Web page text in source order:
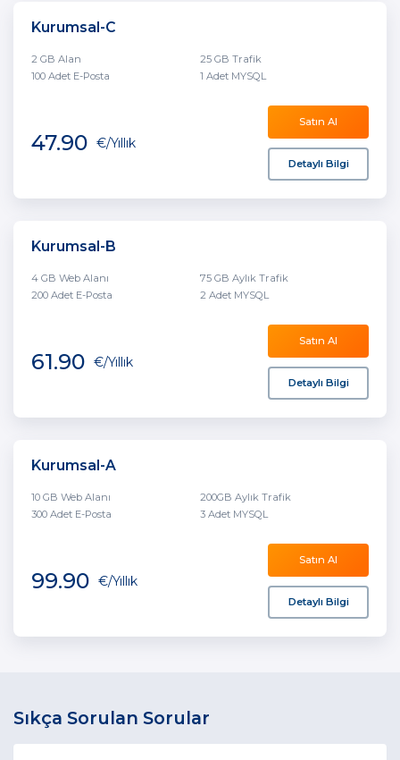
Kurumsal-C
2 GB Alan
25 GB Trafik
100 Adet E-Posta
1 Adet MYSQL
47.90 €/Yıllık
Satın Al
Detaylı Bilgi
Kurumsal-B
4 GB Web Alanı
75 GB Aylık Trafik
200 Adet E-Posta
2 Adet MYSQL
61.90 €/Yıllık
Satın Al
Detaylı Bilgi
Kurumsal-A
10 GB Web Alanı
200GB Aylık Trafik
300 Adet E-Posta
3 Adet MYSQL
99.90 €/Yıllık
Satın Al
Detaylı Bilgi
Sıkça Sorulan Sorular